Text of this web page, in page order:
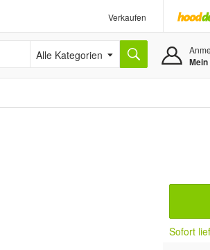
Verkaufen
Alle Kategorien
Mein
Sofort